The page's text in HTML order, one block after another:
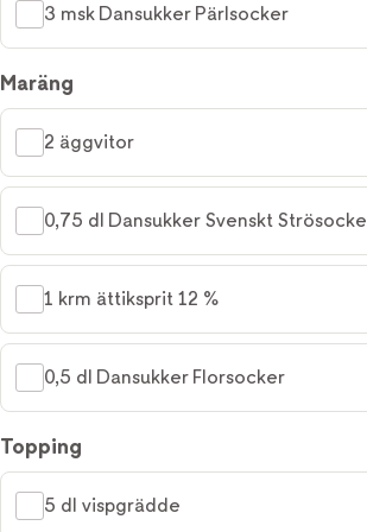
3 msk Dansukker Pärlsocker
Maräng
2 äggvitor
0,75 dl Dansukker Svenskt
1 krm ättiksprit 12 %
0,5 dl Dansukker Florsocker
Topping
5 dl vispgrädde